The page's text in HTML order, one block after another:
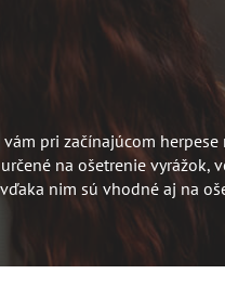
pri začínajúcom
na ošetrenie
nim sú vhodné aj na